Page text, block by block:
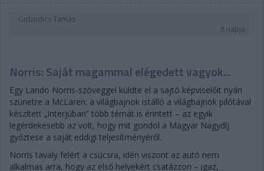
Gobodics Tamás
8 napja
Norris: Saját magammal elégedett vagyok...
Egy Lando Norris-szöveggel küldte el a sajtó képviselőit nyári
szünetre a McLaren: a világbajnok istálló a világbajnok pilótával
készített „interjúban” több témát is érintett – az egyik
legérdekesebb az volt, hogy mit gondol a Magyar Nagydíj
győztese a saját eddigi teljesítményéről.
Norris tavaly felért a csúcsra, idén viszont az autó nem
alkalmas arra, hogy az első helyekért csatázzon – igaz,